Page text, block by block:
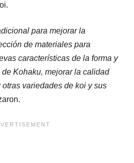
para mejorar la
de materiales para
características de la forma y
Kohaku, mejorar la calidad
variedades de koi y sus